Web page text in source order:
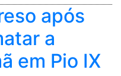
após
a
em Pio IX